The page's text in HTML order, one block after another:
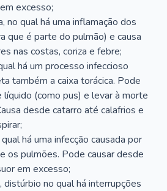
excesso;
no qual há uma inflamação dos
que é parte do pulmão) e causa
nas costas, coriza e febre;
há um processo infeccioso
também a caixa torácica. Pode
líquido (como pus) e levar à morte
desde catarro até calafrios e
há uma infecção causada por
os pulmões. Pode causar desde
em excesso;
distúrbio no qual há interrupções